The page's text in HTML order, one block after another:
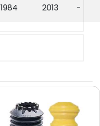
1984 2013 -